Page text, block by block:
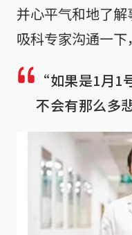
并心平气和地了
吸科专家沟通一
“如果是1月1
不会有那么多